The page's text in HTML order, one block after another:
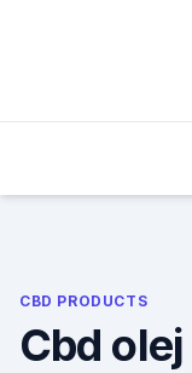
CBD PRODUCTS
Cbd